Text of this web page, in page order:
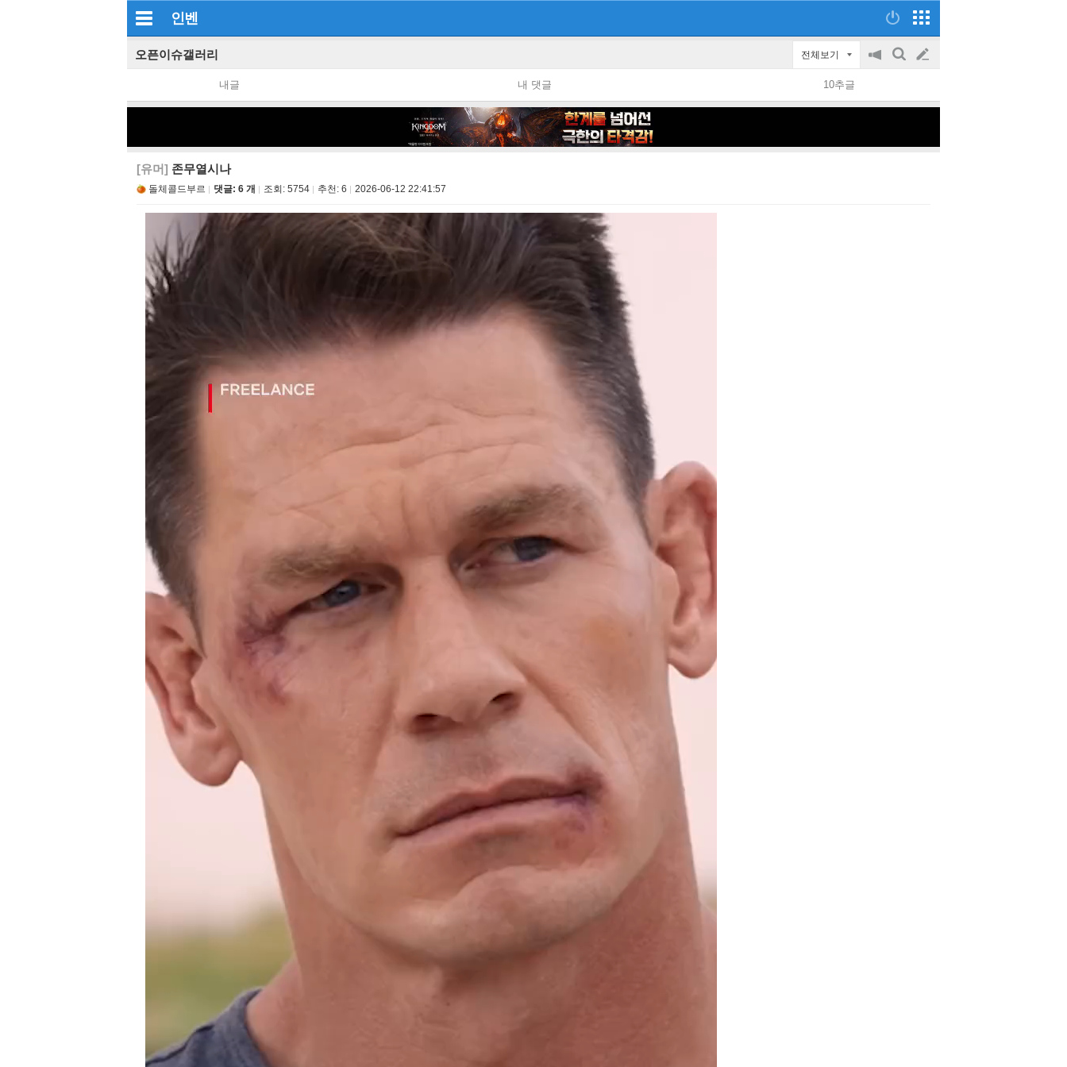
인벤
오픈이슈갤러리 전체보기
공
on/off
검
글
쓰
내글 내 댓글 10추글
[유머] 존무열시나
돌체콜드부르 댓글: 6 개 조회: 5754 추천: 6 2026-06-12 22:41:57